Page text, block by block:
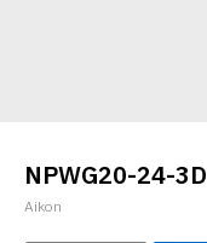
NPWG20-24-3D
Aikon